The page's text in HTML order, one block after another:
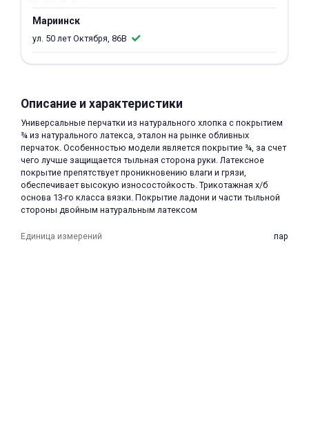
Мариинск
ул. 50 лет Октября, 86В
Описание и характеристики
Универсальные перчатки из натурального хлопка с покрытием
¾ из натурального латекса, эталон на рынке обливных
перчаток. Особенностью модели является покрытие ¾, за счет
чего лучше защищается тыльная сторона руки. Латексное
покрытие препятствует проникновению влаги и грязи,
обеспечивает высокую износостойкость. Трикотажная х/б
основа 13-го класса вязки. Покрытие ладони и части тыльной
стороны двойным натуральным латексом
Единица измерений пар
раз в 2 недели